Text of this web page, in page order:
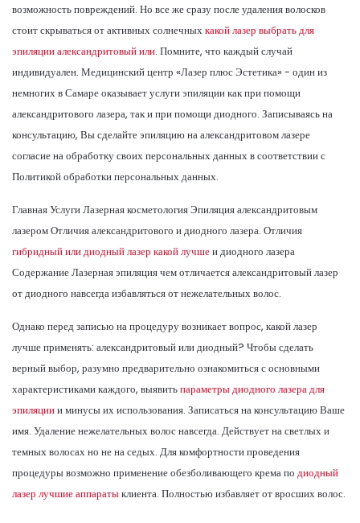
возможность повреждений. Но все же сразу после удаления волосков
стоит скрываться от активных солнечныхкакой лазер выбрать для
эпиляции александритовый или. Помните, что каждый случай
индивидуален. Медицинский центр «Лазер плюс Эстетика» - один из
немногих в Самаре оказывает услуги эпиляции как при помощи
александритового лазера, так и при помощи диодного. Записываясь на
консультацию, Вы сделайте эпиляцию на александритовом лазере
согласие на обработку своих персональных данных в соответствии с
Политикой обработки персональных данных.
Главная Услуги Лазерная косметология Эпиляция александритовым
лазером Отличия александритового и диодного лазера. Отличия
гибридный или диодный лазер какой лучшеи диодного лазера
Содержание Лазерная эпиляция чем отличается александритовый лазер
от диодного навсегда избавляться от нежелательных волос.
Однако перед записью на процедуру возникает вопрос, какой лазер
лучше применять: александритовый или диодный? Чтобы сделать
верный выбор, разумно предварительно ознакомиться с основными
характеристиками каждого, выявитьпараметры диодного лазера для
эпиляциии минусы их использования. Записаться на консультацию Ваше
имя. Удаление нежелательных волос навсегда. Действует на светлых и
темных волосах но не на седых. Для комфортности проведения
процедуры возможно применение обезболивающего крема по диодный
лазер лучшие аппаратыклиента. Полностью избавляет от вросших волос.